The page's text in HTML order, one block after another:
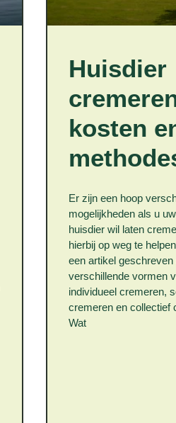
Huisdier
kosten
Er zijn een hoop
mogelijkheden als u
huisdier wil laten
hierbij op weg te
een artikel geschreven
verschillende vormen
individueel cremeren,
cremeren en collectief
Wat